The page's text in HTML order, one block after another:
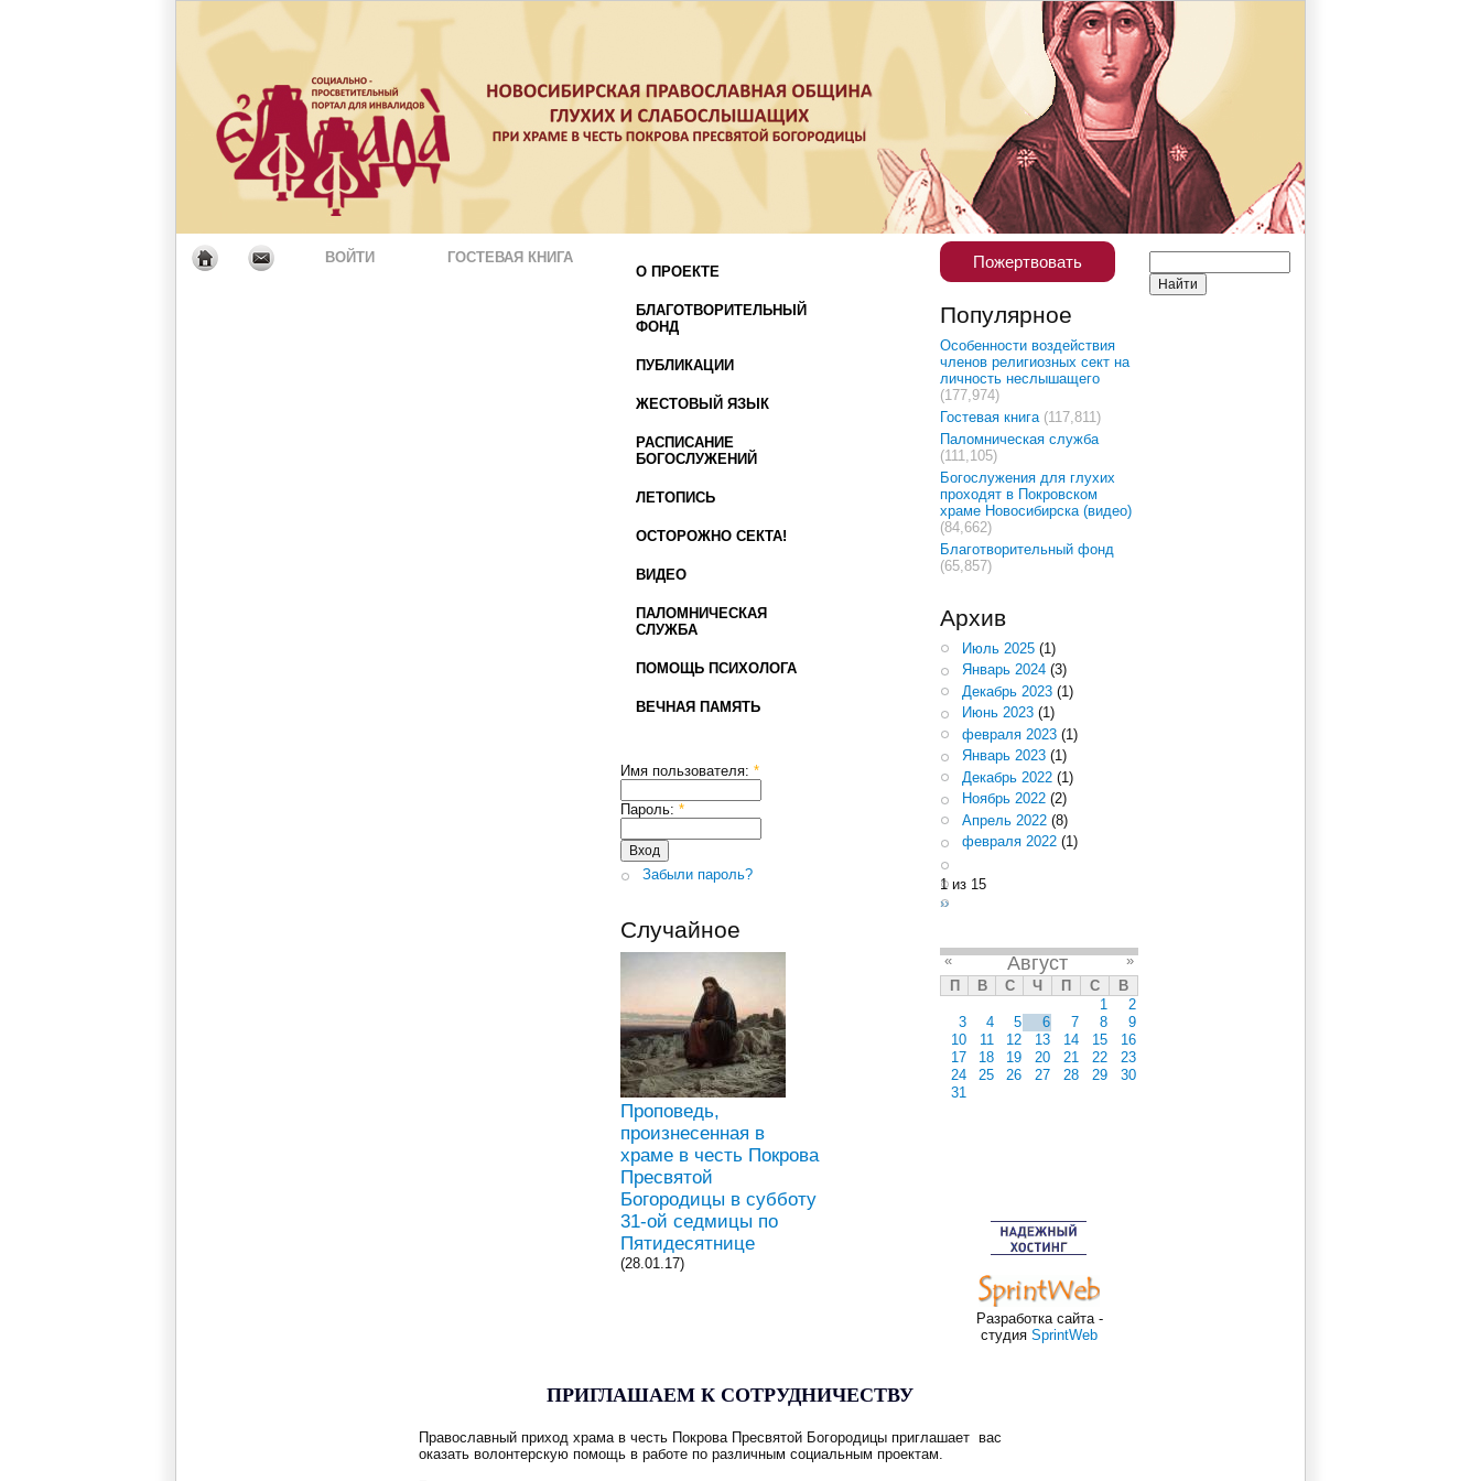
ВОЙТИ
ГОСТЕВАЯ КНИГА
О ПРОЕКТЕ
БЛАГОТВОРИТЕЛЬНЫЙ
ФОНД
ПУБЛИКАЦИИ
ЖЕСТОВЫЙ ЯЗЫК
РАСПИСАНИЕ
БОГОСЛУЖЕНИЙ
ЛЕТОПИСЬ
ОСТОРОЖНО СЕКТА!
ВИДЕО
ПАЛОМНИЧЕСКАЯ
СЛУЖБА
ПОМОЩЬ ПСИХОЛОГА
ВЕЧНАЯ ПАМЯТЬ
Имя пользователя: *
Пароль: *
Забыли пароль?
Случайное
Проповедь,
произнесенная в
храме в честь Покрова
Пресвятой
Богородицы в субботу
31-ой седмицы по
Пятидесятнице
(28.01.17)
Пожертвовать
Популярное
Особенности воздействия
членов религиозных сект на
личность неслышащего
(177,974)
Гостевая книга (117,811)
Паломническая служба
(111,105)
Богослужения для глухих
проходят в Покровском
храме Новосибирска (видео)
(84,662)
Благотворительный фонд
(65,857)
Архив
Июль 2025(1)
Январь 2024(3)
Декабрь 2023(1)
Июнь 2023(1)
февраля 2023(1)
Январь 2023(1)
Декабрь 2022(1)
Ноябрь 2022(2)
Апрель 2022(8)
февраля 2022(1)
1 из 15
››
« Август
»
П
В С Ч П С
В
1
2
3
4 5 6 7 8
9
10
11 12 13 14 15
16
17
18 19 20 21 22
23
24
25 26 27 28 29
30
31
Разработка сайта -
студия SprintWeb
ПРИГЛАШАЕМ К СОТРУДНИЧЕСТВУ
Православный приход храма в честь Покрова Пресвятой Богородицы приглашает вас
оказать волонтерскую помощь в работе по различным социальным проектам.